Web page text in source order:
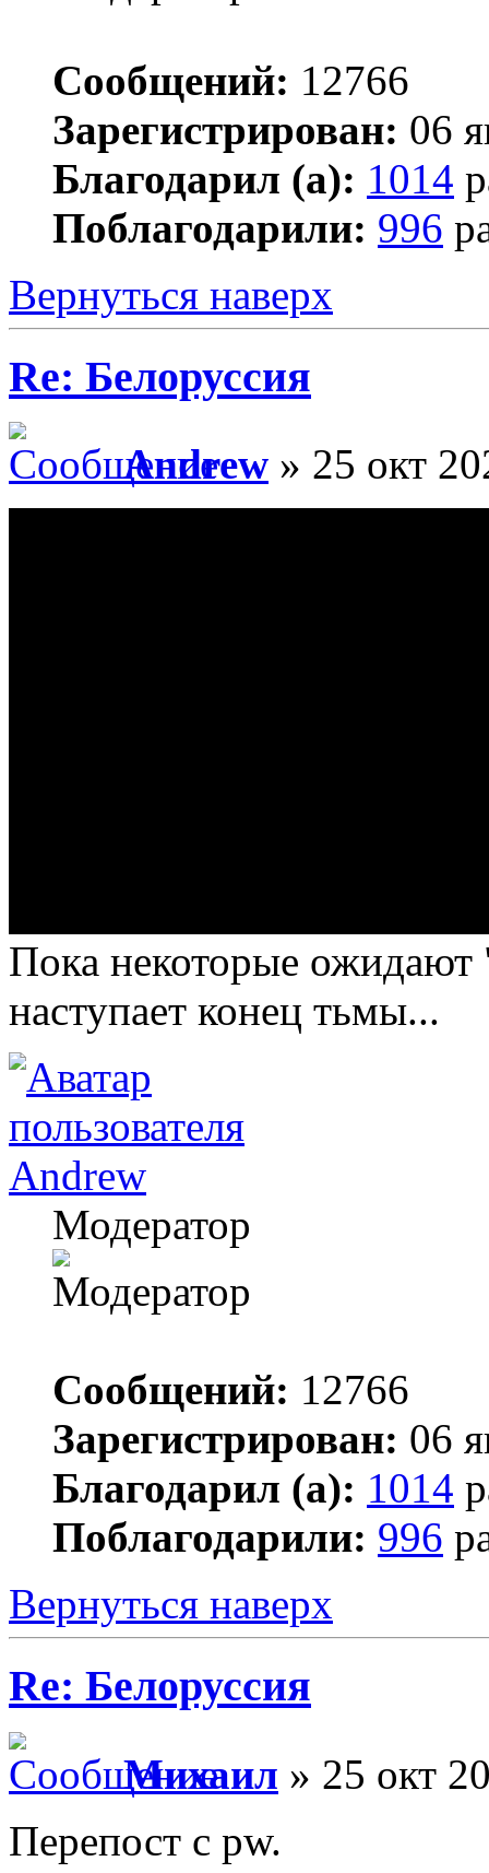
Сообщений: 12766
Зарегистрирован: 06
Благодарил (а): 1014
Поблагодарили: 996
Вернуться наверх
Re: Белоруссия
Andrew » 25 окт
Пока некоторые ожидают
наступает конец тьмы...
Andrew
Модератор
Сообщений: 12766
Зарегистрирован: 06
Благодарил (а): 1014
Поблагодарили: 996
Вернуться наверх
Re: Белоруссия
Михаил » 25 окт
Перепост с pw.